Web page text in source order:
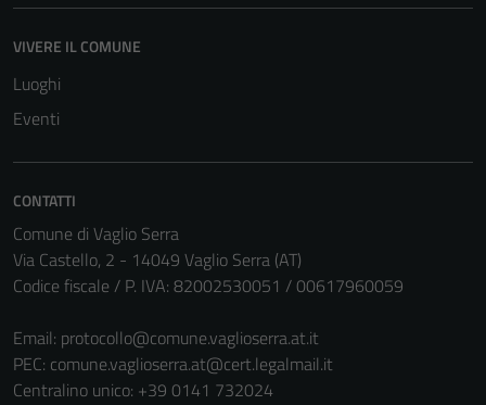
VIVERE IL COMUNE
Luoghi
Eventi
CONTATTI
Comune di Vaglio Serra
Via Castello, 2 - 14049 Vaglio Serra (AT)
Codice fiscale / P. IVA: 82002530051 / 00617960059
Email: protocollo@comune.vaglioserra.at.it
PEC: comune.vaglioserra.at@cert.legalmail.it
Centralino unico: +39 0141 732024
Tecnici